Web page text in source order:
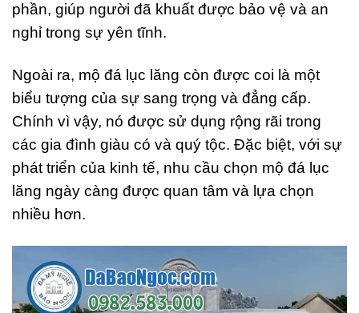
phần, giúp người đã khuất được bảo vệ và an
nghỉ trong sự yên tĩnh.
Ngoài ra, mộ đá lục lăng còn được coi là một
biểu tượng của sự sang trọng và đẳng cấp.
Chính vì vậy, nó được sử dụng rộng rãi trong
các gia đình giàu có và quý tộc. Đặc biệt, với sự
phát triển của kinh tế, nhu cầu chọn mộ đá lục
lăng ngày càng được quan tâm và lựa chọn
nhiều hơn.